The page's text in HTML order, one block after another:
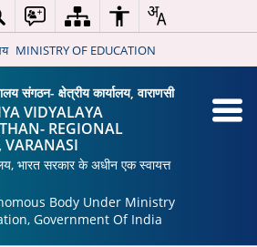
MINISTRY OF EDUCATION
संगठन- क्षेत्रीय कार्यालय, वाराणसी
VIDYALAYA
REGIONAL
VARANASI
भारत सरकार के अधीन एक स्वायत्त
Body Under Ministry
Government Of India